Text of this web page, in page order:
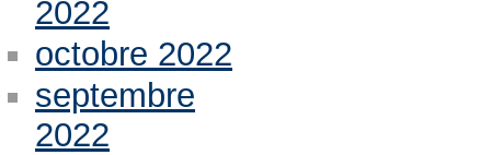
2022
octobre 2022
septembre
2022